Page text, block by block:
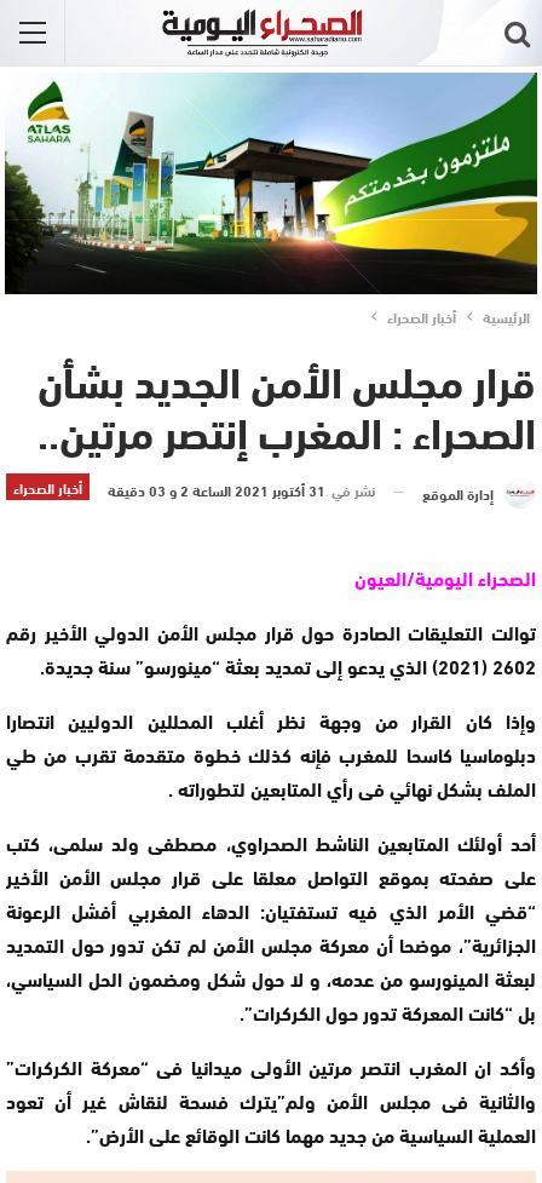
الرئيسية أخبار الصحراء
قرار مجلس الأمن الجديد بشأن
الصحراء : المغرب إنتصر مرتين..
أخبار الصحراء إدارة الموقع نشر في 31 أكتوبر 2021 الساعة 2 و 03 دقيقة
الصحراء اليومية/العيون
توالت التعليقات الصادرة حول قرار مجلس الأمن الدولي الأخير رقم
2602 (2021) الذي يدعو إلى تمديد بعثة “مينورسو” سنة جديدة.
وإذا كان القرار من وجهة نظر أغلب المحللين الدوليين انتصارا
دبلوماسيا كاسحا للمغرب فإنه كذلك خطوة متقدمة تقرب من طي
الملف بشكل نهائي فى رأي المتابعين لتطوراته .
أحد أولئك المتابعين الناشط الصحراوي، مصطفى ولد سلمى، كتب
على صفحته بموقع التواصل معلقا على قرار مجلس الأمن الأخير
“قضي الأمر الذي فيه تستفتيان: الدهاء المغربي أفشل الرعونة
الجزائرية”، موضحا أن معركة مجلس الأمن لم تكن تدور حول التمديد
لبعثة المينورسو من عدمه، و لا حول شكل ومضمون الحل السياسي،
بل “كانت المعركة تدور حول الكركرات”.
وأكد ان المغرب انتصر مرتين الأولى ميدانيا فى “معركة الكركرات”
والثانية فى مجلس الأمن ولم”يترك فسحة لنقاش غير أن تعود
العملية السياسية من جديد مهما كانت الوقائع على الأرض”.